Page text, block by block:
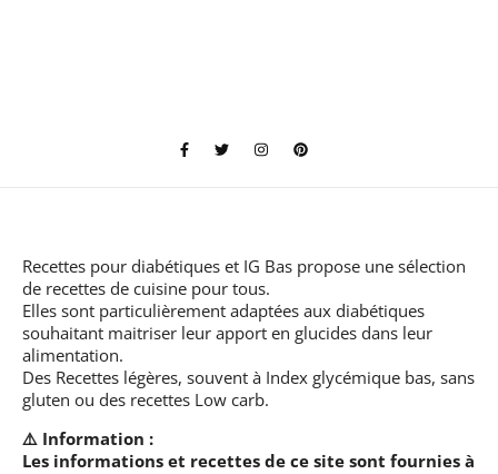
Recettes pour diabétiques et IG Bas propose une sélection
de recettes de cuisine pour tous.
Elles sont particulièrement adaptées aux diabétiques
souhaitant maitriser leur apport en glucides dans leur
alimentation.
Des Recettes légères, souvent à Index glycémique bas, sans
gluten ou des recettes Low carb.
⚠️ Information :
Les informations et recettes de ce site sont fournies à